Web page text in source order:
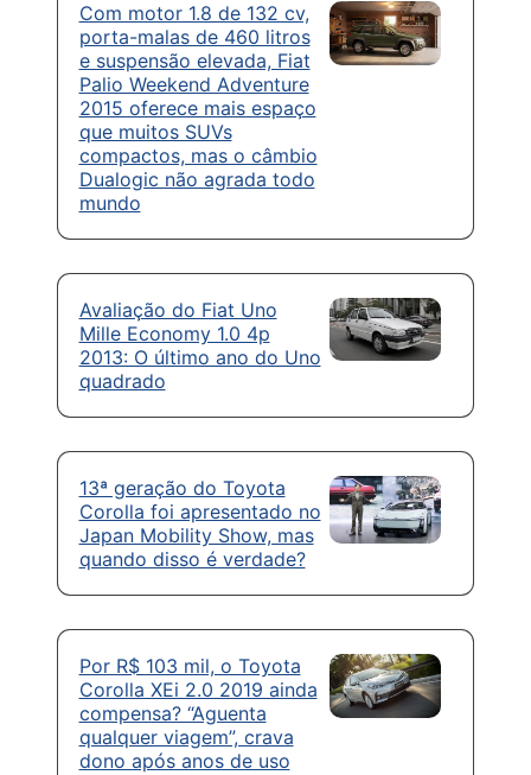
Com motor 1.8 de 132 cv,
porta-malas de 460 litros
e suspensão elevada, Fiat
Palio Weekend Adventure
2015 oferece mais espaço
que muitos SUVs
compactos, mas o câmbio
Dualogic não agrada todo
mundo
Avaliação do Fiat Uno
Mille Economy 1.0 4p
2013: O último ano do Uno
quadrado
13ª geração do Toyota
Corolla foi apresentado no
Japan Mobility Show, mas
quando disso é verdade?
Por R$ 103 mil, o Toyota
Corolla XEi 2.0 2019 ainda
compensa? “Aguenta
qualquer viagem”, crava
dono após anos de uso